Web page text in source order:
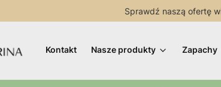
Sprawdź naszą ofertę
Kontakt Nasze produkty Zapachy